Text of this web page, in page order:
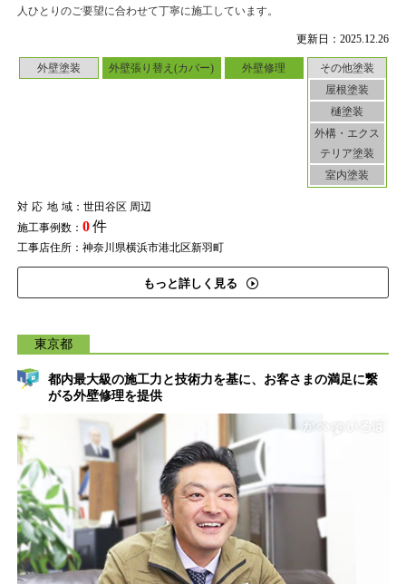
更新日：2025.12.26
外壁塗装 外壁張り替え(カバー) 外壁修理
その他塗装
屋根塗装
樋塗装
外構・エクス
テリア塗装
室内塗装
対応地域：世田谷区 周辺
施工事例数： 0件
工事店住所：神奈川県横浜市港北区新羽町
もっと詳しく見る
人ひとりのご要望に合わせて丁寧に施工しています。
東京都
都内最大級の施工力と技術力を基に、お客さまの満足に繋
がる外壁修理を提供